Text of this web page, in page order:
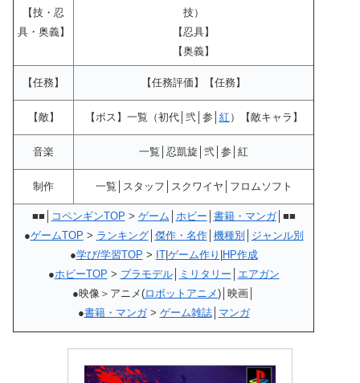
【技・忍
具・奥義】
技）
【忍具】
【奥義】
【任務】 【任務評価】【任務】
【敵】 【ボス】一覧（初代│弐│参│ 紅 ）【敵キャラ】
音楽 一覧│忍凱旋│弐│参│紅
制作 一覧│スタッフ│スクワイヤ│フロムソフト
■■│ コペンギンTOP > ゲーム ホビー 書籍・マンガ│■■
●ゲームTOP > ランキング│ 傑作・名作│ 機種別
ジャンル別
●学び/学習TOP > IT|ゲーム作り |HP作成
●ホビーTOP > プラモデル│ ミリタリー
エアガン
●映像＞アニメ(ロボットアニメ)│映画│
●書籍・マンガ> ゲーム雑誌│ マンガ